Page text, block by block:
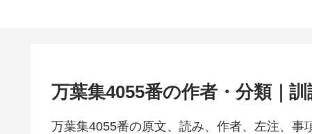
万葉集4055番の作者・分類｜
万葉集4055番の原文、読み、作者、左注、事